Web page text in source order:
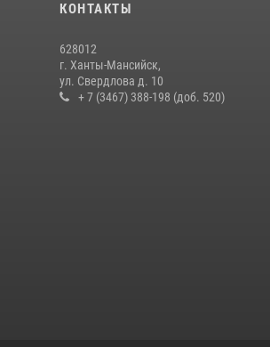
КОНТАКТЫ
628012
г. Ханты-Мансийск,
ул. Свердлова д. 10
+ 7 (3467) 388-198 (доб. 520)